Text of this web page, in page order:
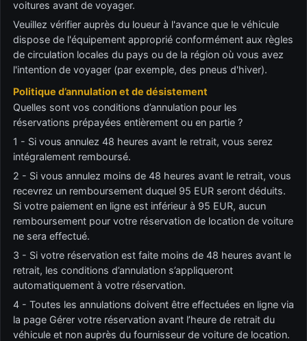
voitures avant de voyager.
Veuillez vérifier auprès du loueur à l'avance que le véhicule
dispose de l'équipement approprié conformément aux règles
de circulation locales du pays ou de la région où vous avez
l'intention de voyager (par exemple, des pneus d'hiver).
Politique d’annulation et de désistement
Quelles sont vos conditions d’annulation pour les
réservations prépayées entièrement ou en partie ?
1 - Si vous annulez 48 heures avant le retrait, vous serez
intégralement remboursé.
2 - Si vous annulez moins de 48 heures avant le retrait, vous
recevrez un remboursement duquel 95 EUR seront déduits.
Si votre paiement en ligne est inférieur à 95 EUR, aucun
remboursement pour votre réservation de location de voiture
ne sera effectué.
3 - Si votre réservation est faite moins de 48 heures avant le
retrait, les conditions d’annulation s’appliqueront
automatiquement à votre réservation.
4 - Toutes les annulations doivent être effectuées en ligne via
la page Gérer votre réservation avant l’heure de retrait du
véhicule et non auprès du fournisseur de voiture de location.